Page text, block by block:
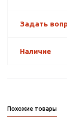
Задать
Наличие
Похожие товары